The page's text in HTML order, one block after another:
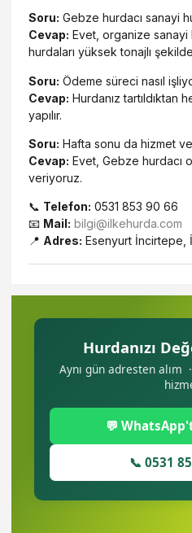
Soru: Gebze hurdacı sanayi
Cevap: Evet, organize
hurdaları yüksek tonajlı
Soru: Ödeme süreci nasıl
Cevap: Hurdanız tartıldıktan
yapılır.
Soru: Hafta sonu da hizmet
Cevap: Evet, Gebze hurdacı
veriyoruz.
📞 Telefon: 0531 853 90 66
📧 Mail: bilgi@ilkehurda.com
📍 Adres: Esenyurt İncirtepe,
Hurdanızı
Aynı gün adresten
💬
📞 0531